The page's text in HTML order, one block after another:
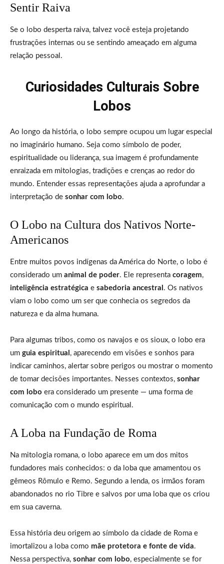
Sentir Raiva
Se o lobo desperta raiva, talvez você esteja projetando
frustrações internas ou se sentindo ameaçado em alguma
relação pessoal.
Curiosidades Culturais Sobre
Lobos
Ao longo da história, o lobo sempre ocupou um lugar especial
no imaginário humano. Seja como símbolo de poder,
espiritualidade ou liderança, sua imagem é profundamente
enraizada em mitologias, tradições e crenças ao redor do
mundo. Entender essas representações ajuda a aprofundar a
interpretação de sonhar com lobo.
O Lobo na Cultura dos Nativos Norte-
Americanos
Entre muitos povos indígenas da América do Norte, o lobo é
considerado um animal de poder. Ele representa coragem,
inteligência estratégica e sabedoria ancestral . Os nativos
viam o lobo como um ser que conhecia os segredos da
natureza e da alma humana.
Para algumas tribos, como os navajos e os sioux, o lobo era
um guia espiritual , aparecendo em visões e sonhos para
indicar caminhos, alertar sobre perigos ou mostrar o momento
de tomar decisões importantes. Nesses contextos, sonhar
com lobo era considerado um presente — uma forma de
comunicação com o mundo espiritual.
A Loba na Fundação de Roma
Na mitologia romana, o lobo aparece em um dos mitos
fundadores mais conhecidos: o da loba que amamentou os
gêmeos Rômulo e Remo. Segundo a lenda, os irmãos foram
abandonados no rio Tibre e salvos por uma loba que os criou
em sua caverna.
Essa história deu origem ao símbolo da cidade de Roma e
imortalizou a loba como mãe protetora e fonte de vida.
Nessa perspectiva, sonhar com lobo, especialmente se for